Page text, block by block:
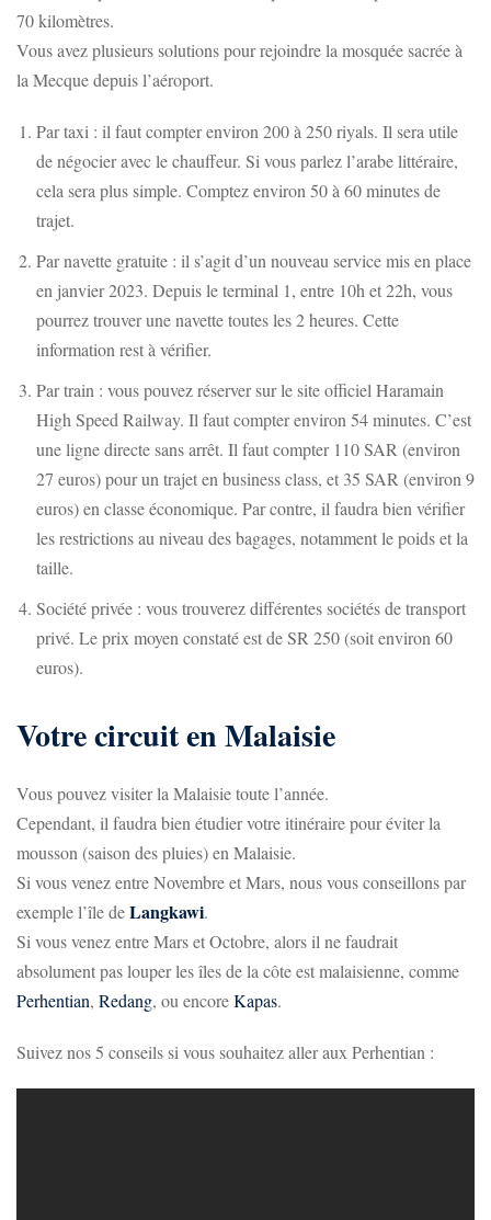
70 kilomètres.
Vous avez plusieurs solutions pour rejoindre la mosquée sacrée à
la Mecque depuis l’aéroport.
Par taxi : il faut compter environ 200 à 250 riyals. Il sera utile
de négocier avec le chauffeur. Si vous parlez l’arabe littéraire,
cela sera plus simple. Comptez environ 50 à 60 minutes de
trajet.
Par navette gratuite : il s’agit d’un nouveau service mis en place
en janvier 2023. Depuis le terminal 1, entre 10h et 22h, vous
pourrez trouver une navette toutes les 2 heures. Cette
information rest à vérifier.
Par train : vous pouvez réserver sur le site officiel Haramain
High Speed Railway. Il faut compter environ 54 minutes. C’est
une ligne directe sans arrêt. Il faut compter 110 SAR (environ
27 euros) pour un trajet en business class, et 35 SAR (environ 9
euros) en classe économique. Par contre, il faudra bien vérifier
les restrictions au niveau des bagages, notamment le poids et la
taille.
Société privée : vous trouverez différentes sociétés de transport
privé. Le prix moyen constaté est de SR 250 (soit environ 60
euros).
Votre circuit en Malaisie
Vous pouvez visiter la Malaisie toute l’année.
Cependant, il faudra bien étudier votre itinéraire pour éviter la
mousson (saison des pluies) en Malaisie.
Si vous venez entre Novembre et Mars, nous vous conseillons par
exemple l’île deLangkawi.
Si vous venez entre Mars et Octobre, alors il ne faudrait
absolument pas louper les îles de la côte est malaisienne, comme
Perhentian, Redang, ou encoreKapas.
Suivez nos 5 conseils si vous souhaitez aller aux Perhentian :